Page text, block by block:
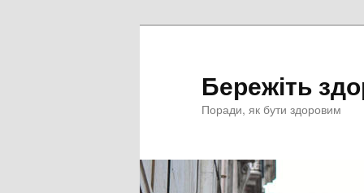
Бережіть
Поради, як бути здоровим